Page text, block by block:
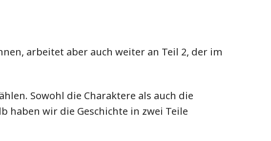
arbeitet aber auch weiter an Teil 2, der im
Sowohl die Charaktere als auch die
haben wir die Geschichte in zwei Teile